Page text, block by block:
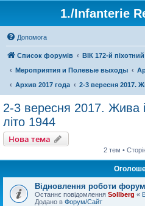
1./Infanterie
Допомога
Список форумів
ВІК 172-й
Мероприятия и Полевые выходы
Архив 2017 года
2-3 вересня 2017.
2-3 вересня 2017. Жива
літо 1944
Нова тема
2 тем •
Відновлення роботи
Останнє повідомлення Sollberg «
Додано в Форум/Сайт